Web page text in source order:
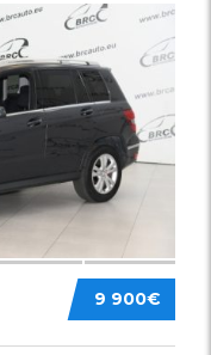
9 900€